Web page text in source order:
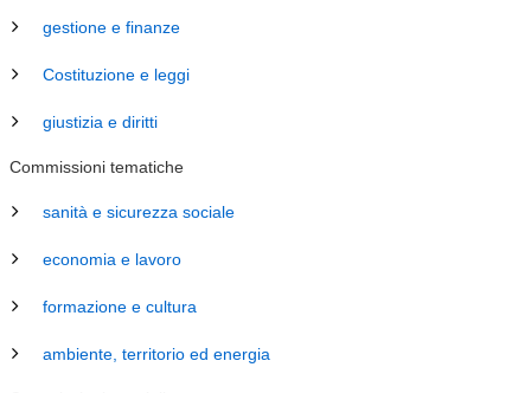
gestione e finanze
Costituzione e leggi
giustizia e diritti
Commissioni tematiche
sanità e sicurezza sociale
economia e lavoro
formazione e cultura
ambiente, territorio ed energia